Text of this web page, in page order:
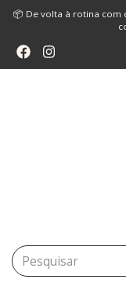
📦 De volta à rotina com